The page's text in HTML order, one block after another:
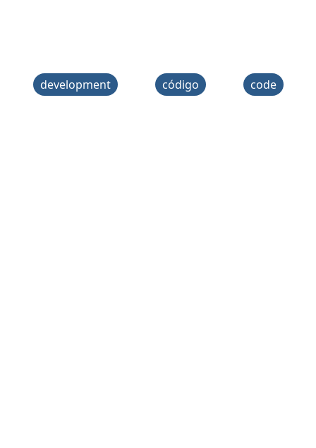
development código code